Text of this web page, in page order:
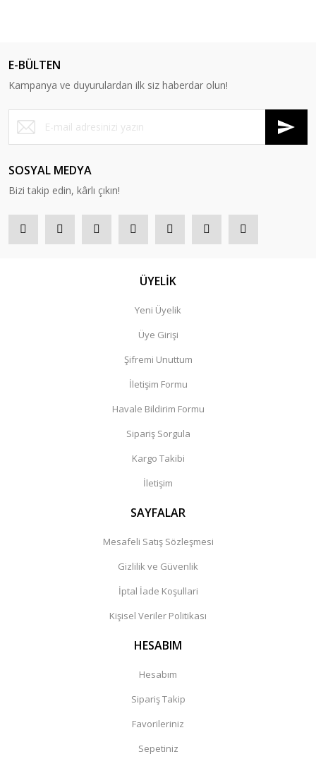
E-BÜLTEN
Kampanya ve duyurulardan ilk siz haberdar olun!
SOSYAL MEDYA
Bizi takip edin, kârlı çıkın!
ÜYELİK
Yeni Üyelik
Üye Girişi
Şifremi Unuttum
İletişim Formu
Havale Bildirim Formu
Sipariş Sorgula
Kargo Takibi
İletişim
SAYFALAR
Mesafeli Satış Sözleşmesi
Gizlilik ve Güvenlik
İptal İade Koşullari
Kişisel Veriler Politikası
HESABIM
Hesabım
Sipariş Takip
Favorileriniz
Sepetiniz